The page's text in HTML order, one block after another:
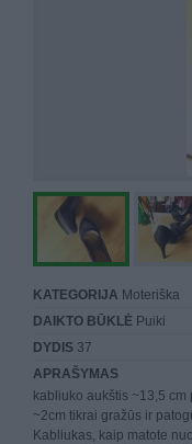
KATEGORIJA Moteriška
DAIKTO BŪKLĖ Puiki
DYDIS 37
APRAŠYMAS
kabliuko aukštis ~13,5
~2cm tikrai gražūs ir
Kabliukas, kaip matote